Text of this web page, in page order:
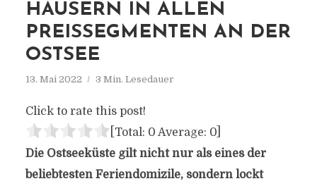
HÄUSERN IN ALLEN
PREISSEGMENTEN AN DER
OSTSEE
13. Mai 2022 3 Min. Lesedauer
Click to rate this post!
[Total: 0 Average: 0]
Die Ostseeküste gilt nicht nur als eines der
beliebtesten Feriendomizile, sondern lockt